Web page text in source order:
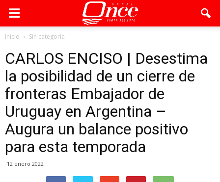
Inicio Sin categoría
CARLOS ENCISO | Desestima
la posibilidad de un cierre de
fronteras Embajador de
Uruguay en Argentina –
Augura un balance positivo
para esta temporada
12 enero 2022